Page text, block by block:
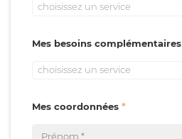
choisissez un service
Mes besoins complémentaires
choisissez un service
Mes coordonnées